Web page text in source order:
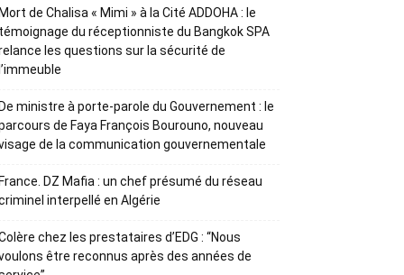
Mort de Chalisa « Mimi » à la Cité ADDOHA : le
témoignage du réceptionniste du Bangkok SPA
les questions sur la sécurité de
l’immeuble
De ministre à porte-parole du Gouvernement : le
de Faya François Bourouno, nouveau
de la communication gouvernementale
France. DZ Mafia : un chef présumé du réseau
interpellé en Algérie
chez les prestataires d’EDG : “Nous
être reconnus après des années de